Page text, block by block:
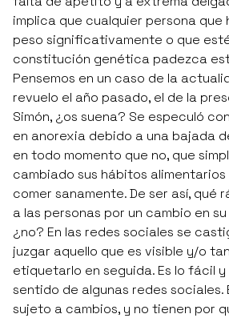
implica que cualquier persona que
peso significativamente o que
constitución genética padezca
Pensemos en un caso de la
revuelo el año pasado, el de la
Simón, ¿os suena? Se especuló
en anorexia debido a una bajada
en todo momento que no, que
cambiado sus hábitos
comer sanamente. De ser así, qué
a las personas por un cambio en
¿no? En las redes sociales se
juzgar aquello que es visible y/o
etiquetarlo en seguida. Es lo fácil
sentido de algunas redes sociales.
sujeto a cambios, y no tienen por